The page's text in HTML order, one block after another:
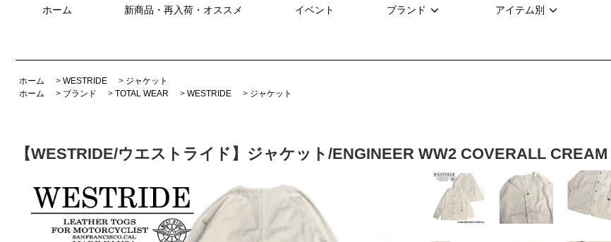
ホーム 新商品・再入荷・オススメ イベント ブランド アイテム別
ホーム > WESTRIDE > ジャケット
ホーム
> ブランド > TOTAL WEAR > WESTRIDE > ジャケット
【WESTRIDE/ウエストライド】ジャケット/ENGINEER WW2 COVERALL CREAM